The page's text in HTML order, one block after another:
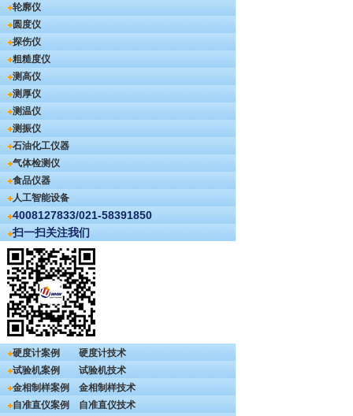
轮廓仪
圆度仪
探伤仪
粗糙度仪
测高仪
测厚仪
测温仪
测振仪
石油化工仪器
气体检测仪
食品仪器
人工智能设备
4008127833/021-58391850
扫一扫关注我们
硬度计案例
硬度计技术
试验机案例
试验机技术
金相制样案例
金相制样技术
自准直仪案例
自准直仪技术